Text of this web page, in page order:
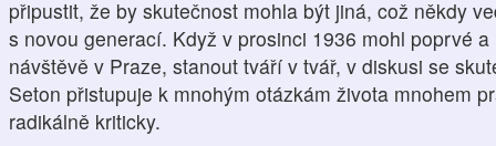
připustit, že by skutečnost mohla být jiná, což někdy
s novou generací. Když v prosinci 1936 mohl poprvé
návštěvě v Praze, stanout tváří v tvář, v diskusi se
Seton přistupuje k mnohým otázkám života mnohem
radikálně kriticky.